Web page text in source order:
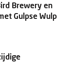
Brewery en
Gulpse Wulp